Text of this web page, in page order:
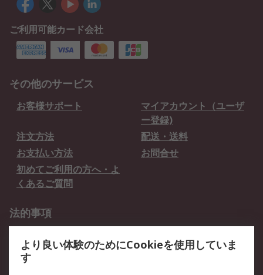
ご利用可能カード会社
その他のサービス
お客様サポート
マイアカウント（ユーザ
ー登録)
注文方法
配送・送料
お支払い方法
お問合せ
初めてご利用の方へ・よ
くあるご質問
法的事項
クッキーポリシー
より良い体験のためにCookieを使用していま
す